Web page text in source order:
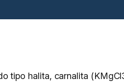
tipo halita, carnalita